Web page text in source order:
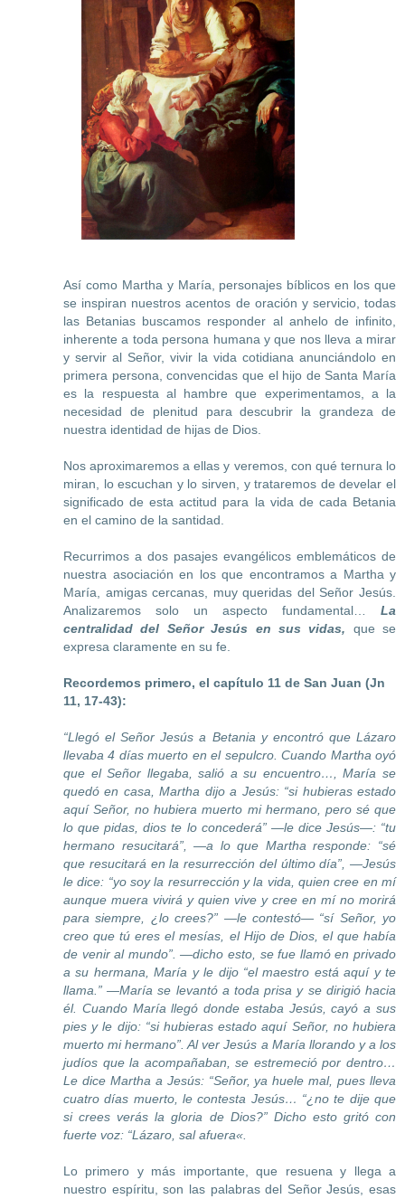
Así como Martha y María, personajes bíblicos en los que
se inspiran nuestros acentos de oración y servicio, todas
las Betanias buscamos responder al anhelo de infinito,
inherente a toda persona humana y que nos lleva a mirar
y servir al Señor, vivir la vida cotidiana anunciándolo en
primera persona, convencidas que el hijo de Santa María
es la respuesta al hambre que experimentamos, a la
necesidad de plenitud para descubrir la grandeza de
nuestra identidad de hijas de Dios.
Nos aproximaremos a ellas y veremos, con qué ternura lo
miran, lo escuchan y lo sirven, y trataremos de develar el
significado de esta actitud para la vida de cada Betania
en el camino de la santidad.
Recurrimos a dos pasajes evangélicos emblemáticos de
nuestra asociación en los que encontramos a Martha y
María, amigas cercanas, muy queridas del Señor Jesús.
Analizaremos solo un aspecto fundamental… La
centralidad del Señor Jesús en sus vidas, que se
expresa claramente en su fe.
Recordemos primero, el capítulo 11 de San Juan (Jn
11, 17-43):
“Llegó el Señor Jesús a Betania y encontró que Lázaro
llevaba 4 días muerto en el sepulcro. Cuando Martha oyó
que el Señor llegaba, salió a su encuentro…, María se
quedó en casa, Martha dijo a Jesús: “si hubieras estado
aquí Señor, no hubiera muerto mi hermano, pero sé que
lo que pidas, dios te lo concederá” —le dice Jesús—: “tu
hermano resucitará”, —a lo que Martha responde: “sé
que resucitará en la resurrección del último día”, —Jesús
le dice: “yo soy la resurrección y la vida, quien cree en mí
aunque muera vivirá y quien vive y cree en mí no morirá
para siempre, ¿lo crees?” —le contestó— “sí Señor, yo
creo que tú eres el mesías, el Hijo de Dios, el que había
de venir al mundo”. —dicho esto, se fue llamó en privado
a su hermana, María y le dijo “el maestro está aquí y te
llama.” —María se levantó a toda prisa y se dirigió hacia
él. Cuando María llegó donde estaba Jesús, cayó a sus
pies y le dijo: “si hubieras estado aquí Señor, no hubiera
muerto mi hermano”. Al ver Jesús a María llorando y a los
judíos que la acompañaban, se estremeció por dentro…
Le dice Martha a Jesús: “Señor, ya huele mal, pues lleva
cuatro días muerto, le contesta Jesús… “¿no te dije que
si crees verás la gloria de Dios?” Dicho esto gritó con
fuerte voz: “Lázaro, sal afuera«.
Lo primero y más importante, que resuena y llega a
nuestro espíritu, son las palabras del Señor Jesús, esas